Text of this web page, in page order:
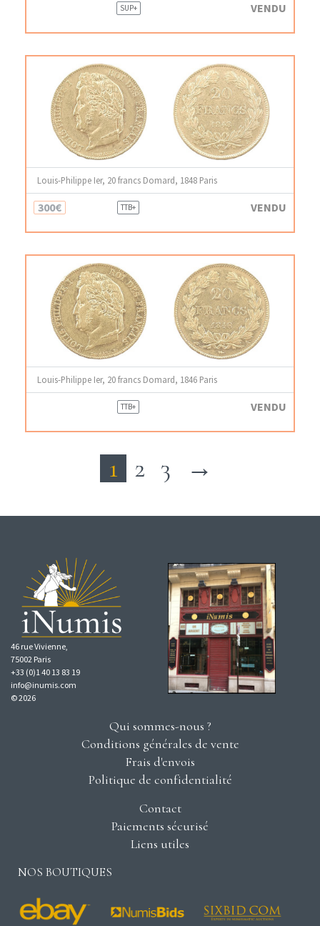
SUP+ VENDU
Louis-Philippe Ier, 20 francs Domard, 1848 Paris
300€ TTB+ VENDU
Louis-Philippe Ier, 20 francs Domard, 1846 Paris
TTB+ VENDU
1 2 3 →
46 rue Vivienne,
75002 Paris
+33 (0)1 40 13 83 19
info@inumis.com
© 2026
Qui sommes-nous ?
Conditions générales de vente
Frais d'envois
Politique de confidentialité
Contact
Paiements sécurisé
Liens utiles
NOS BOUTIQUES